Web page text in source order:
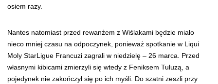
osiem razy.
Nantes natomiast przed rewanżem z Wiślakami będzie miało
nieco mniej czasu na odpoczynek, ponieważ spotkanie w Liqui
Moly StarLigue Francuzi zagrali w niedzielę – 26 marca. Przed
własnymi kibicami zmierzyli się wtedy z Feniksem Tuluzą, a
pojedynek nie zakończył się po ich myśli. Do szatni zeszli przy